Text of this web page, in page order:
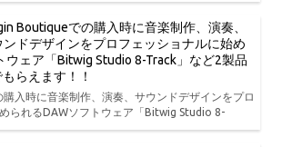
Boutiqueでの購入時に音楽制作、演奏、
ンドデザインをプロフェッショナルに始め
ウェア「Bitwig Studio 8-Track」など2製品
らえます！！
入時に音楽制作、演奏、サウンドデザインをプロ
られるDAWソフトウェア「Bitwig Studio 8-